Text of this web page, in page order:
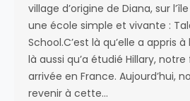
village d’origine de Diana, sur
une école simple et vivante :
School.C’est là qu’elle a appris
là aussi qu’a étudié Hillary,
arrivée en France. Aujourd’hui,
revenir à cette…